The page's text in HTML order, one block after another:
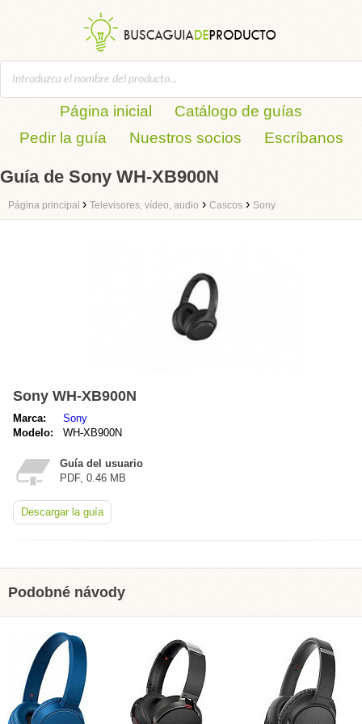
Página inicial
Catálogo de guías
Pedir la guía
Nuestros socios Escríbanos
Guía de Sony WH-XB900N
Página principal › Televisores, vídeo, audio › Cascos › Sony
Sony WH-XB900N
Marca:
Sony
Modelo:
WH-XB900N
Guía del usuario
PDF, 0.46 MB
Descargar la guía
Podobné návody